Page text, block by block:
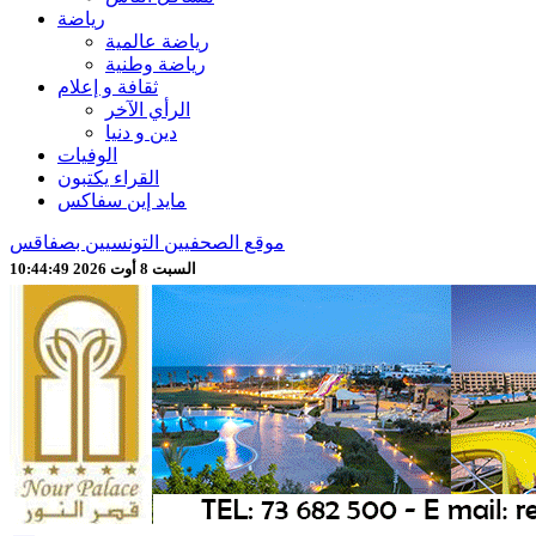
رياضة
رياضة عالمية
رياضة وطنية
ثقافة و إعلام
الرأي الآخر
دين و دنيا
الوفيات
القراء يكتبون
مايد إين سفاكس
موقع الصحفيين التونسيين بصفاقس
السبت 8 أوت 2026 10:44:51